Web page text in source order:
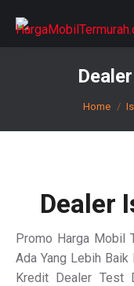
You are
Home
Dealer
Promo Harga Mobil
Ada Yang Lebih
Kredit Dealer Test